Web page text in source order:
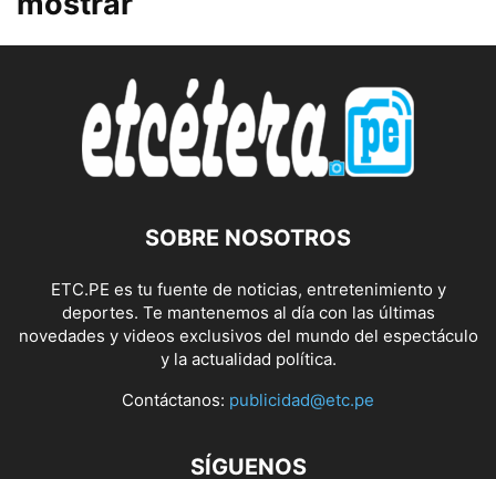
SOBRE NOSOTROS
ETC.PE es tu fuente de noticias, entretenimiento y
deportes. Te mantenemos al día con las últimas
novedades y videos exclusivos del mundo del espectáculo
y la actualidad política.
Contáctanos: publicidad@etc.pe
SÍGUENOS